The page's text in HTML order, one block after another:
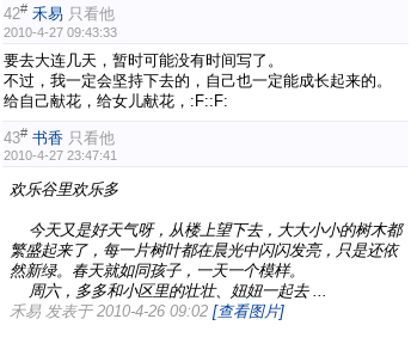
42# 禾易 只看他
2010-4-27 09:43:33
要去大连几天，暂时可能没有时间写了。
不过，我一定会坚持下去的，自己也一定能成长起来的。
给自己献花，给女儿献花，:F::F:
43# 书香 只看他
2010-4-27 23:47:41
欢乐谷里欢乐多
今天又是好天气呀，从楼上望下去，大大小小的树木都
繁盛起来了，每一片树叶都在晨光中闪闪发亮，只是还依
然新绿。春天就如同孩子，一天一个模样。
周六，多多和小区里的壮壮、妞妞一起去 ...
禾易 发表于 2010-4-26 09:02 [查看图片]